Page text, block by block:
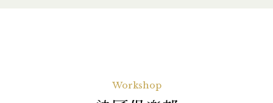
Workshop